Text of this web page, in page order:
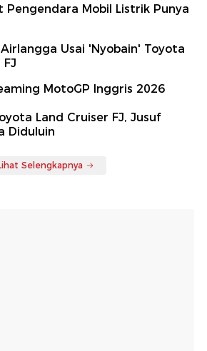
Pengendara Mobil Listrik Punya
Usai 'Nyobain' Toyota
MotoGP Inggris 2026
Land Cruiser FJ, Jusuf
Diduluin
Selengkapnya